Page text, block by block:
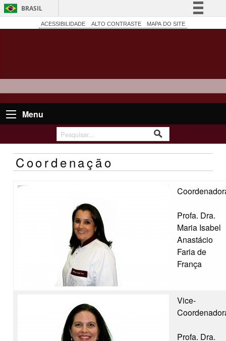
BRASIL
Simplifique!
ACESSIBILIDADE ALTO CONTRASTE MAPA DO SITE
Menu
Coordenação
Profa. Dra.
Maria Isabel
Anastácio
Faria de
França
Vice-
Profa. Dra.